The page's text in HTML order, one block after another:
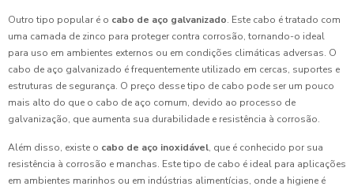
Outro tipo popular é o cabo de aço galvanizado. Este cabo é tratado com
uma camada de zinco para proteger contra corrosão, tornando-o ideal
para uso em ambientes externos ou em condições climáticas adversas. O
cabo de aço galvanizado é frequentemente utilizado em cercas, suportes e
estruturas de segurança. O preço desse tipo de cabo pode ser um pouco
mais alto do que o cabo de aço comum, devido ao processo de
galvanização, que aumenta sua durabilidade e resistência à corrosão.
Além disso, existe o cabo de aço inoxidável, que é conhecido por sua
resistência à corrosão e manchas. Este tipo de cabo é ideal para aplicações
em ambientes marinhos ou em indústrias alimentícias, onde a higiene é